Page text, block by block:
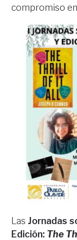
compromiso
Las Jornadas
Edición: The